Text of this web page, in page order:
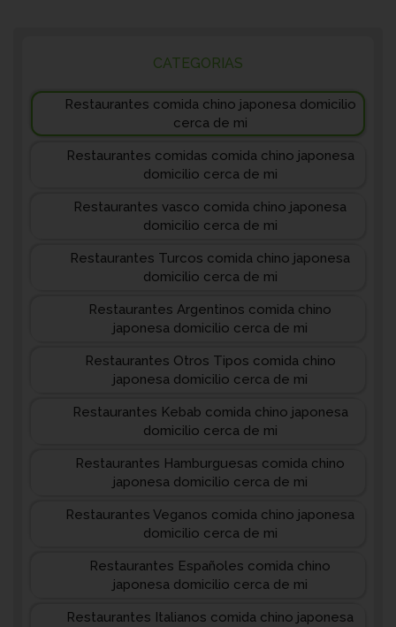
CATEGORIAS
Restaurantes comida chino japonesa domicilio
cerca de mi
Restaurantes comidas comida chino japonesa
domicilio cerca de mi
Restaurantes vasco comida chino japonesa
domicilio cerca de mi
Restaurantes Turcos comida chino japonesa
domicilio cerca de mi
Restaurantes Argentinos comida chino
japonesa domicilio cerca de mi
Restaurantes Otros Tipos comida chino
japonesa domicilio cerca de mi
Restaurantes Kebab comida chino japonesa
domicilio cerca de mi
Restaurantes Hamburguesas comida chino
japonesa domicilio cerca de mi
Restaurantes Veganos comida chino japonesa
domicilio cerca de mi
Restaurantes Españoles comida chino
japonesa domicilio cerca de mi
Restaurantes Italianos comida chino japonesa